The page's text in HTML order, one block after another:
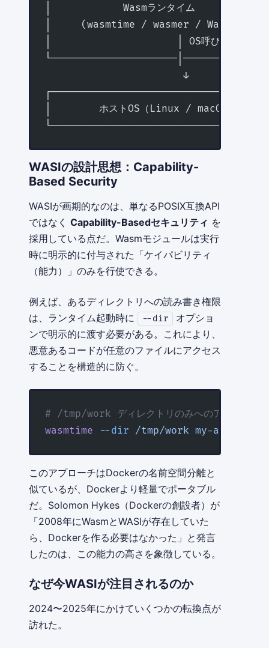
│            Wasmランタイム
│     (wasmtime / wasmer /
│                     │ OS呼び出し
                       ↓
│        ホストOS（Linux / macOS /
WASIの設計思想：Capability-
Based Security
WASIが画期的なのは、単なるPOSIX互換API
ではなく Capability-Basedセキュリティ を
採用している点だ。Wasmモジュールは実行
時に明示的に付与された「ケイパビリティ
（能力）」のみを行使できる。
例えば、あるディレクトリへの読み書き権限
は、ランタイム起動時に
--dir
オプショ
ンで明示的に渡す必要がある。これにより、
悪意あるコードが任意のファイルにアクセス
することを構造的に防ぐ。
# /tmp/work ディレクトリのみへのアクセスを許
wasmtime --dir /tmp/work my-app.wasm
このアプローチはDockerの名前空間分離と
似ているが、Dockerより軽量でポータブル
だ。Solomon Hykes（Dockerの創設者）が
「2008年にWasmとWASIが存在していた
ら、Dockerを作る必要はなかった」と発言
したのは、この能力の高さを象徴している。
なぜ今WASIが注目されるのか
2024〜2025年にかけていくつかの転換点が
訪れた。